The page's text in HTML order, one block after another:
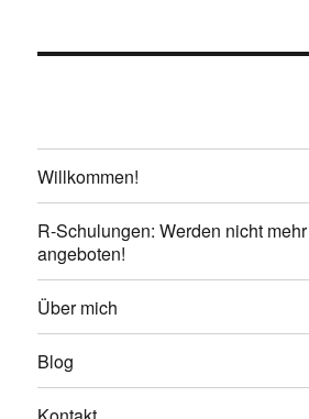
Willkommen!
R-Schulungen: Werden nicht mehr
angeboten!
Über mich
Blog